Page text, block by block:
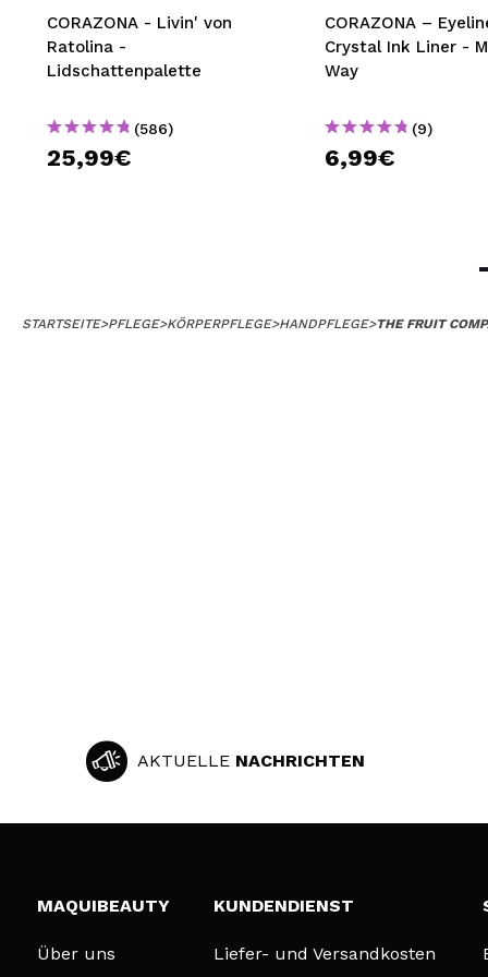
CORAZONA - Livin' von
Ratolina -
Lidschattenpalette
(586)
25,99€
CORAZONA – Eyeliner
Crystal Ink Liner -
Way
(9)
6,99€
STARTSEITE>PFLEGE>KÖRPERPFLEGE>HANDPFLEGE>THE FRUIT
AKTUELLE NACHRICHTEN
MAQUIBEAUTY
Über uns
KUNDENDIENST
Liefer- und Versandkosten